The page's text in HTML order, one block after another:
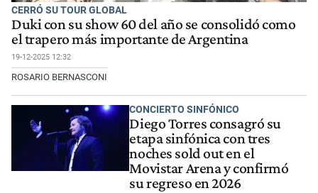
CERRÓ SU TOUR GLOBAL
Duki con su show 60 del año se consolidó como
el trapero más importante de Argentina
19-12-2025 12:32
ROSARIO BERNASCONI
CONCIERTO SINFÓNICO
Diego Torres consagró su
etapa sinfónica con tres
noches sold out en el
Movistar Arena y confirmó
su regreso en 2026